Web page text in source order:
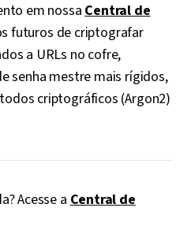
em nossaCentral de
futuros de criptografar
a URLs no cofre,
senha mestre mais rígidos,
criptográficos (Argon2)
Acesse a Central de